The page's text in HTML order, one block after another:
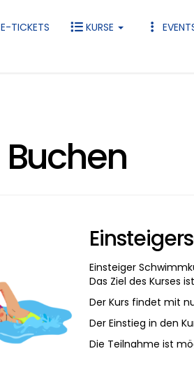
E-TICKETS KURSE
Buchen
Einsteiger
Das Ziel des Kurses
Der Kurs findet mit
Der Einstieg in den
Die Teilnahme ist